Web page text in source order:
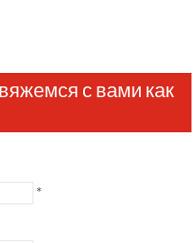
с вами как
*